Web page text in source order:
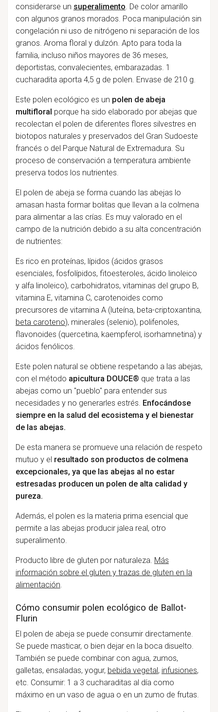
considerarse un superalimento. De color amarillo
con algunos granos morados. Poca manipulación sin
congelación ni uso de nitrógeno ni separación de los
granos. Aroma floral y dulzón. Apto para toda la
familia, incluso niños mayores de 36 meses,
deportistas, convalecientes, embarazadas. 1
cucharadita aporta 4,5 g de polen. Envase de 210 g.
Este polen ecológico es un polen de abeja
multifloral porque ha sido elaborado por abejas que
recolectan el polen de diferentes flores silvestres en
biotopos naturales y preservados del Gran Sudoeste
francés o del Parque Natural de Extremadura. Su
proceso de conservación a temperatura ambiente
preserva todos los nutrientes.
El polen de abeja se forma cuando las abejas lo
amasan hasta formar bolitas que llevan a la colmena
para alimentar a las crías. Es muy valorado en el
campo de la nutrición debido a su alta concentración
de nutrientes:
Es rico en proteínas, lípidos (ácidos grasos
esenciales, fosfolípidos, fitoesteroles, ácido linoleico
y alfa linoleico), carbohidratos, vitaminas del grupo B,
vitamina E, vitamina C, carotenoides como
precursores de vitamina A (luteína, beta-criptoxantina,
beta caroteno), minerales (selenio), polifenoles,
flavonoides (quercetina, kaempferol, isorhamnetina) y
ácidos fenólicos.
Este polen natural se obtiene respetando a las abejas,
con el método apicultura DOUCE® que trata a las
abejas como un "pueblo" para entender sus
necesidades y no generarles estrés. Enfocándose
siempre en la salud del ecosistema y el bienestar
de las abejas.
De esta manera se promueve una relación de respeto
mutuo y el resultado son productos de colmena
excepcionales, ya que las abejas al no estar
estresadas producen un polen de alta calidad y
pureza.
Además, el polen es la materia prima esencial que
permite a las abejas producir jalea real, otro
superalimento.
Producto libre de gluten por naturaleza. Más
información sobre el gluten y trazas de gluten en la
alimentación.
Cómo consumir polen ecológico de Ballot-
Flurin
El polen de abeja se puede consumir directamente.
Se puede masticar, o bien dejar en la boca disuelto.
También se puede combinar con agua, zumos,
galletas, ensaladas, yogur, bebida vegetal, infusiones,
etc. Consumir: 1 a 3 cucharaditas al día como
máximo en un vaso de agua o en un zumo de frutas.